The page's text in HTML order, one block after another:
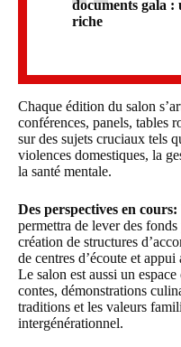
documents gala
riche
Chaque édition du salon
conférences, panels, tables
sur des sujets cruciaux tels
violences domestiques, la
la santé mentale.
Des perspectives en cours:
permettra de lever des
création de structures
de centres d’écoute et
Le salon est aussi un
contes, démonstrations
traditions et les valeurs
intergénérationnel.